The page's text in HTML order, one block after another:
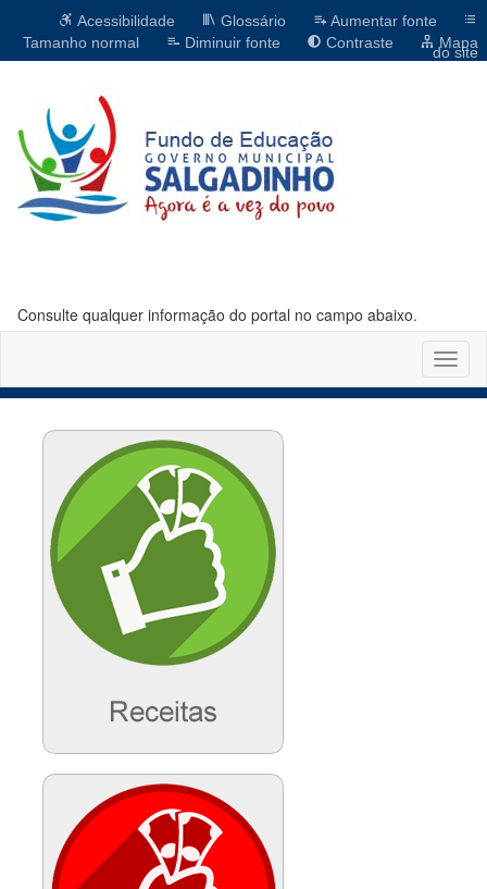
Acessibilidade Glossário
Aumentar fonte
Tamanho normal
Diminuir fonte Contraste Mapa
do site
Consulte qualquer informação do portal no campo abaixo.